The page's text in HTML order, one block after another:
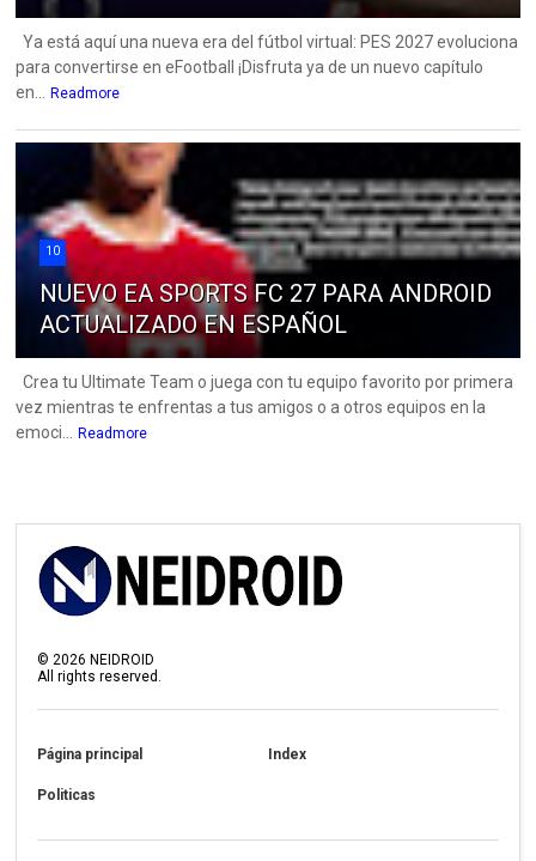
Ya está aquí una nueva era del fútbol virtual: PES 2027 evoluciona
para convertirse en eFootball ¡Disfruta ya de un nuevo capítulo
en...
Readmore
10
NUEVO EA SPORTS FC 27 PARA ANDROID
ACTUALIZADO EN ESPAÑOL
Crea tu Ultimate Team o juega con tu equipo favorito por primera
vez mientras te enfrentas a tus amigos o a otros equipos en la
emoci...
Readmore
© 2026 NEIDROID
All rights reserved.
Página principal Index
Politicas